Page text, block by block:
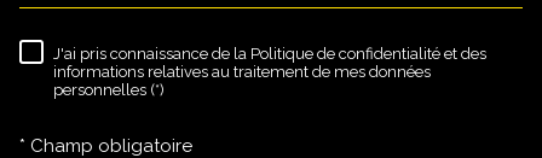
RÈGLEMENTATION
J'ai pris connaissance de la Politique de confidentialité et des
informations relatives au traitement de mes données
personnelles (*)
* Champ obligatoire